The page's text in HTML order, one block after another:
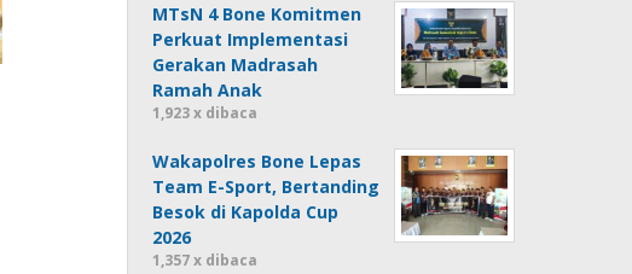
MTsN 4 Bone Komitmen
Perkuat Implementasi
Gerakan Madrasah
Ramah Anak
1,923 x dibaca
Wakapolres Bone Lepas
Team E-Sport, Bertanding
Besok di Kapolda Cup
2026
1,357 x dibaca